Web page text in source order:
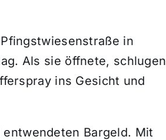
in
Als sie öffnete, schlugen
ins Gesicht und
Bargeld. Mit